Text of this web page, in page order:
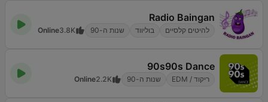
Radio Baingan
להיטים קלסיים בוליווד שנות ה-90 3.8K
Online
90s90s Dance
ריקוד / EDM שנות ה-90 2.2K
Online